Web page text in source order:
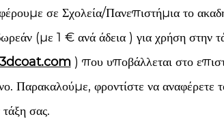
σε Σχολεία/Πανεπιστήμια το
(με 1 € ανά άδεια ) για χρήση στην
) που υποβάλλεται στο
Παρακαλούμε, φροντίστε να αναφέρετε
τάξη σας.